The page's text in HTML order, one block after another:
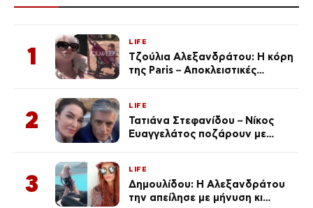
1
LIFE
Τζούλια Αλεξανδράτου: Η κόρη
της Paris – Αποκλειστικές
2
LIFE
Τατιάνα Στεφανίδου – Νίκος
Ευαγγελάτος ποζάρουν με
3
LIFE
Δημουλίδου: Η Αλεξανδράτου
την απείλησε με μήνυση κι